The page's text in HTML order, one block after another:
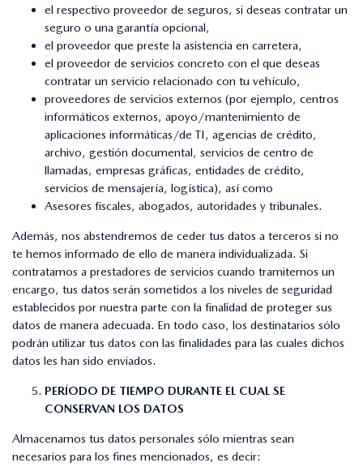
el respectivo proveedor de seguros, si deseas contratar un
seguro o una garantía opcional,
el proveedor que preste la asistencia en carretera,
el proveedor de servicios concreto con el que deseas
contratar un servicio relacionado con tu vehículo,
proveedores de servicios externos (por ejemplo, centros
informáticos externos, apoyo/mantenimiento de
aplicaciones informáticas/de TI, agencias de crédito,
archivo, gestión documental, servicios de centro de
llamadas, empresas gráficas, entidades de crédito,
servicios de mensajería, logística), así como
Asesores fiscales, abogados, autoridades y tribunales.
Además, nos abstendremos de ceder tus datos a terceros si no
te hemos informado de ello de manera individualizada. Si
contratamos a prestadores de servicios cuando tramitemos un
encargo, tus datos serán sometidos a los niveles de seguridad
establecidos por nuestra parte con la finalidad de proteger sus
datos de manera adecuada. En todo caso, los destinatarios sólo
podrán utilizar tus datos con las finalidades para las cuales dichos
datos les han sido enviados.
PERÍODO DE TIEMPO DURANTE EL CUAL SE
CONSERVAN LOS DATOS
Almacenamos tus datos personales sólo mientras sean
necesarios para los fines mencionados, es decir: